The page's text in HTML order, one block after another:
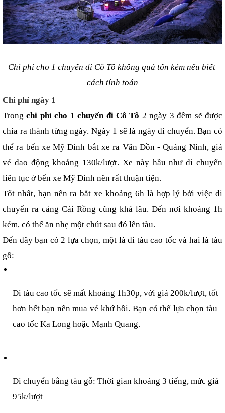
Chi phí cho 1 chuyến đi Cô Tô không quá tốn kém nếu biết
cách tính toán
Chi phí ngày 1
Trong chi phí cho 1 chuyến đi Cô Tô 2 ngày 3 đêm sẽ được
chia ra thành từng ngày. Ngày 1 sẽ là ngày di chuyển. Bạn có
thể ra bến xe Mỹ Đình bắt xe ra Vân Đồn - Quảng Ninh, giá
vé dao động khoảng 130k/lượt. Xe này hầu như di chuyển
liên tục ở bến xe Mỹ Đình nên rất thuận tiện.
Tốt nhất, bạn nên ra bắt xe khoảng 6h là hợp lý bởi việc di
chuyển ra cảng Cái Rồng cũng khá lâu. Đến nơi khoảng 1h
kém, có thể ăn nhẹ một chút sau đó lên tàu.
Đến đây bạn có 2 lựa chọn, một là đi tàu cao tốc và hai là tàu
gỗ:
Đi tàu cao tốc sẽ mất khoảng 1h30p, với giá 200k/lượt, tốt
hơn hết bạn nên mua vé khứ hồi. Bạn có thể lựa chọn tàu
cao tốc Ka Long hoặc Mạnh Quang.
Di chuyển bằng tàu gỗ: Thời gian khoảng 3 tiếng, mức giá
95k/lượt